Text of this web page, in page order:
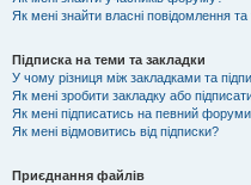
Як мені знайти власні повідомлення
Підписка на теми та закладки
У чому різниця між закладками та
Як мені зробити закладку або
Як мені підписатись на певний
Як мені відмовитись від підписки?
Приєднання файлів